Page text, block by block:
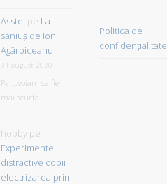
Asstel pe La
săniuş de Ion
Agârbiceanu
31 august 2020
Pai...voiam sa fie
mai scurta. .
hobbype
Experimente
distractive copii
electrizarea prin
Politica de
confidențialitate